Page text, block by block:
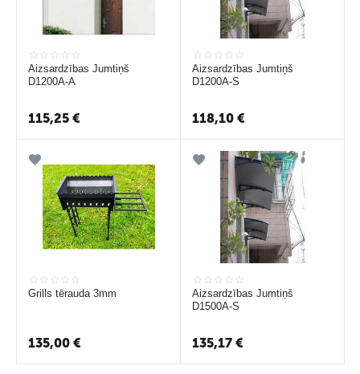
Aizsardzības Jumtiņš
D1200A-A
115,25 €
Aizsardzības Jumtiņš
D1200A-S
118,10 €
Grills tērauda 3mm
135,00 €
Aizsardzības Jumtiņš
D1500A-S
135,17 €